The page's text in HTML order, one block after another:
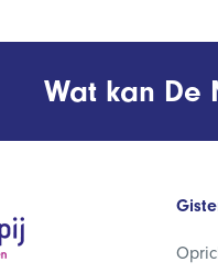
Wat kan De